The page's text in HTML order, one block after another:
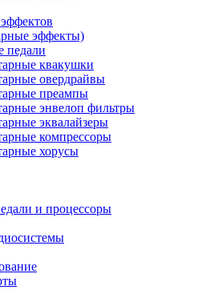
эффекты)
педали
квакушки
овердрайвы
преампы
энвелоп фильтры
эквалайзеры
компрессоры
хорусы
и процессоры